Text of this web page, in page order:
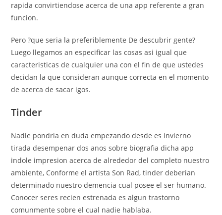
rapida convirtiendose acerca de una app referente a gran
funcion.
Pero ?que seri­a la preferiblemente De descubrir gente?
Luego llegamos an especificar las cosas asi igual que
caracteristicas de cualquier una con el fin de que ustedes
decidan la que consideran aunque correcta en el momento
de acerca de sacar igos.
Tinder
Nadie pondri­a en duda empezando desde es invierno
tirada desempenar dos anos sobre biografia dicha app
indole impresion acerca de alrededor del completo nuestro
ambiente, Conforme el artista Son Rad, tinder deberian
determinado nuestro demencia cual posee el ser humano.
Conocer seres recien estrenada es algun trastorno
comunmente sobre el cual nadie hablaba.